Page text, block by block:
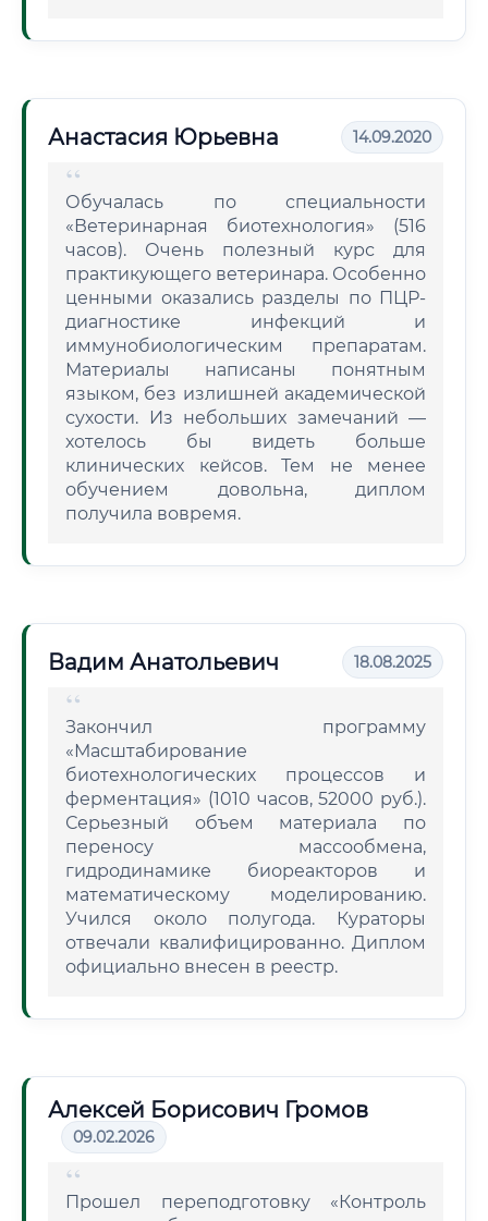
Анастасия Юрьевна 14.09.2020
Обучалась по специальности
«Ветеринарная биотехнология» (516
часов). Очень полезный курс для
практикующего ветеринара. Особенно
ценными оказались разделы по ПЦР-
диагностике инфекций и
иммунобиологическим препаратам.
Материалы написаны понятным
языком, без излишней академической
сухости. Из небольших замечаний —
хотелось бы видеть больше
клинических кейсов. Тем не менее
обучением довольна, диплом
получила вовремя.
Вадим Анатольевич 18.08.2025
Закончил программу
«Масштабирование
биотехнологических процессов и
ферментация» (1010 часов, 52000 руб.).
Серьезный объем материала по
переносу массообмена,
гидродинамике биореакторов и
математическому моделированию.
Учился около полугода. Кураторы
отвечали квалифицированно. Диплом
официально внесен в реестр.
Алексей Борисович Громов
09.02.2026
Прошел переподготовку «Контроль